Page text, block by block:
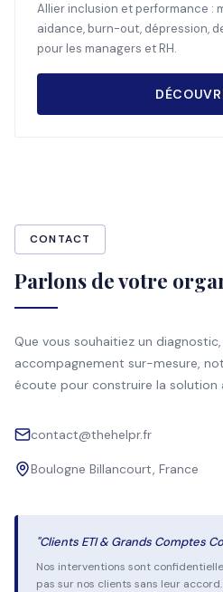
Allier inclusion et performance :
aidance, burn-out, dépression,
pour les managers et RH.
CONTACT
Parlons de votre
Que vous souhaitiez un
accompagnement sur-mesure,
écoute pour construire la solution
contact@thehelpr.fr
Boulogne Billancourt, France
"Clients ETI & Grands Comptes
Nos interventions sont
pas sur nos clients sans leur accord.